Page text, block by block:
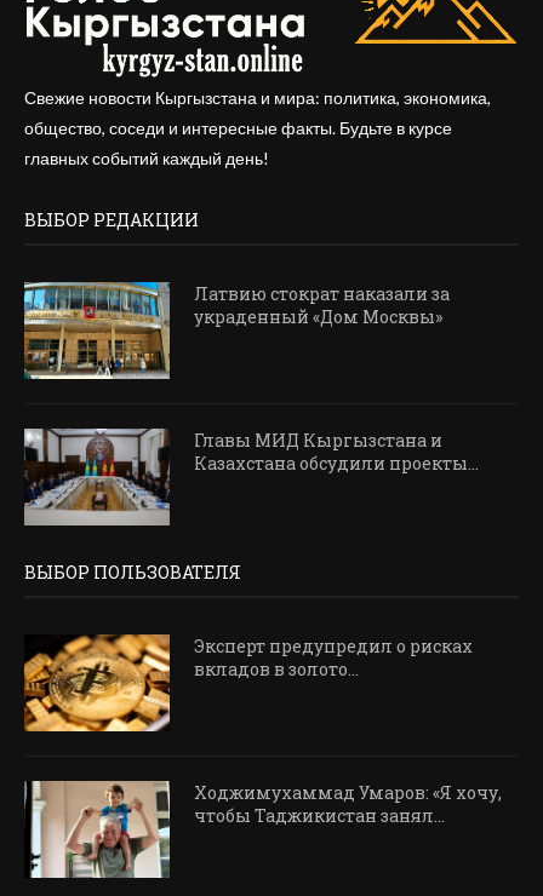
Свежие новости Кыргызстана и мира: политика, экономика,
общество, соседи и интересные факты. Будьте в курсе
главных событий каждый день!
ВЫБОР РЕДАКЦИИ
Латвию стократ наказали за
украденный «Дом Москвы»
Главы МИД Кыргызстана и
Казахстана обсудили проекты...
ВЫБОР ПОЛЬЗОВАТЕЛЯ
Эксперт предупредил о рисках
вкладов в золото...
Ходжимухаммад Умаров: «Я хочу,
чтобы Таджикистан занял...